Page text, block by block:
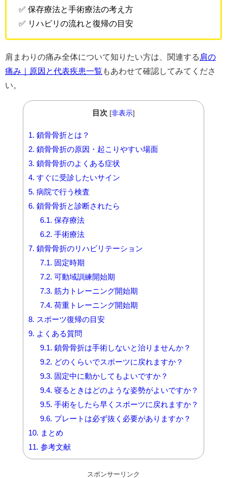
✅ 保存療法と手術療法の考え方
✅ リハビリの流れと復帰の目安
肩まわりの痛み全体について知りたい方は、関連する 肩の
痛み｜原因と代表疾患一覧 もあわせて確認してみてくださ
い。
目次 [非表示]
1.
鎖骨骨折とは？
2. 鎖骨骨折の原因・起こりやすい場面
3. 鎖骨骨折のよくある症状
4. すぐに受診したいサイン
5. 病院で行う検査
6. 鎖骨骨折と診断されたら
6.1.
保存療法
6.2. 手術療法
7. 鎖骨骨折のリハビリテーション
7.1.
固定時期
7.2. 可動域訓練開始期
7.3. 筋力トレーニング開始期
7.4. 荷重トレーニング開始期
8.
スポーツ復帰の目安
9.
よくある質問
9.1.
鎖骨骨折は手術しないと治りませんか？
9.2.
どのくらいでスポーツに戻れますか？
9.3. 固定中に動かしてもよいですか？
9.4. 寝るときはどのような姿勢がよいですか？
9.5. 手術をしたら早くスポーツに戻れますか？
9.6. プレートは必ず抜く必要がありますか？
10.
まとめ
11.
参考文献
スポンサーリンク